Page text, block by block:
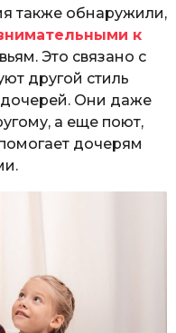
также обнаружили,
к
Это связано с
другой стиль
дочерей. Они даже
а еще поют,
дочерям